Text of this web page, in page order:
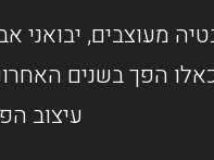
מעוצבים, יבואני
הפך בשנים
עיצוב